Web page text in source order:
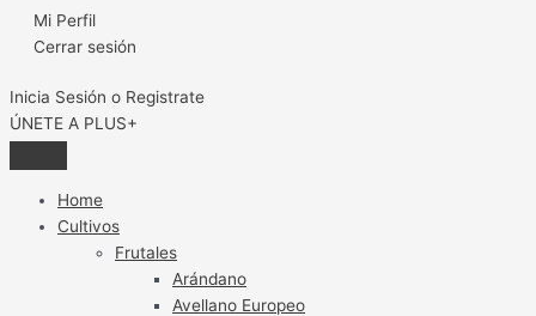
Mi Perfil
Cerrar sesión
Inicia Sesión o Registrate
ÚNETE A PLUS+
Home
Cultivos
Frutales
Arándano
Avellano Europeo